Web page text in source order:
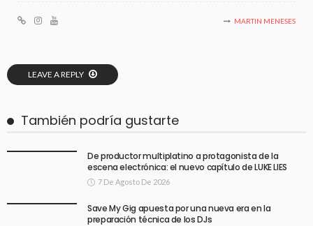
MARTIN MENESES
LEAVE A REPLY
También podría gustarte
De productor multiplatino a protagonista de la
escena electrónica: el nuevo capítulo de LUKE LIES
7 De Agosto De 2026
Save My Gig apuesta por una nueva era en la
preparación técnica de los DJs